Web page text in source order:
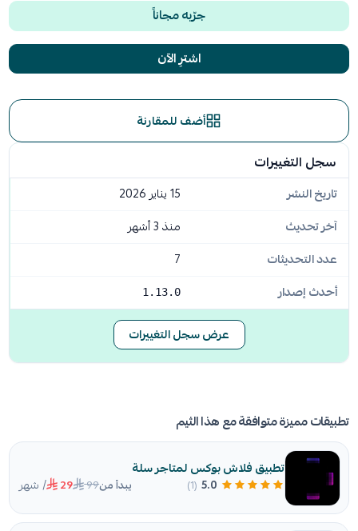
جرّبه مجاناً
اشترِ الآن
أضف للمقارنة
سجل التغييرات
تاريخ النشر
15 يناير 2026
آخر تحديث
منذ 3 أشهر
عدد التحديثات
7
أحدث إصدار
1.13.0
عرض سجل التغييرات
تطبيقات مميزة متوافقة مع هذا الثيم
تطبيق فلاش بوكس لمتاجر سلة
5.0
(1) يبدأ من99
29 / شهر